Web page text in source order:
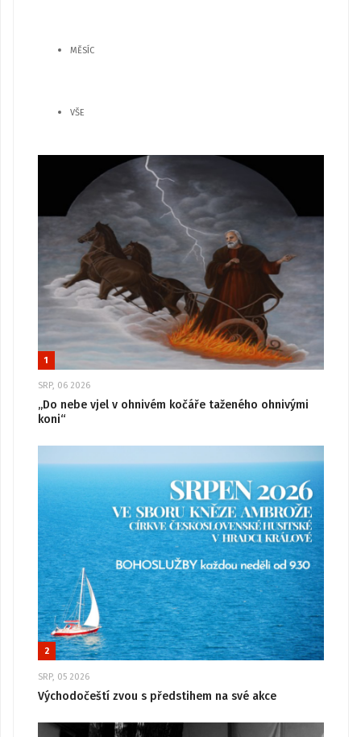
MĚSÍC
VŠE
1
SRP, 06 2026
„Do nebe vjel v ohnivém kočáře taženého ohnivými
koni“
2
SRP, 05 2026
Východočeští zvou s předstihem na své akce